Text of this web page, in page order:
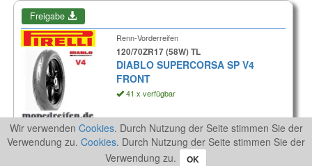
Freigabe
Renn-Vorderreifen
120/70ZR17 (58W) TL
DIABLO SUPERCORSA SP V4
FRONT
41 x verfügbar
Aktionspreis
inkl. 19% MwSt.
Wir verwenden Cookies. Durch Nutzung der Seite stimmen Sie der
Verwendung zu. Cookies. Durch Nutzung der Seite stimmen Sie der
Verwendung zu.
OK